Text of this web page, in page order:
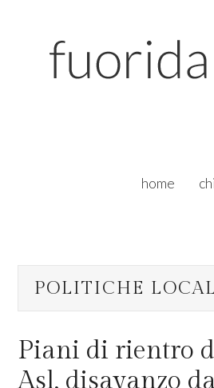
home
POLITICHE
Piani di rientro
Asl, disavanzo